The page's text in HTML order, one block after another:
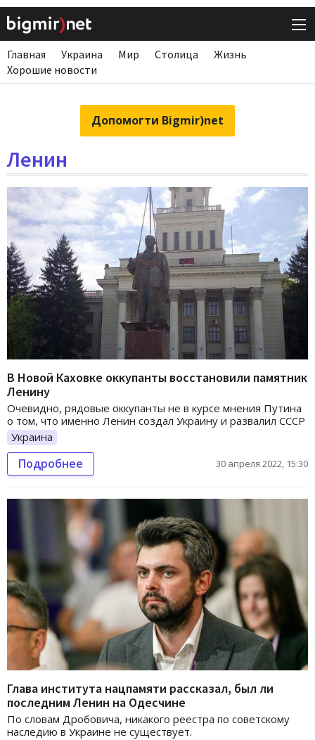
Главная Украина Мир Столица
Жизнь
Хорошие новости
Допомогти Bigmir)net
Ленин
В Новой Каховке оккупанты восстановили памятник
Ленину
Очевидно, рядовые оккупанты не в курсе мнения Путина
о том, что именно Ленин создал Украину и развалил СССР
Украина
Подробнее 30 апреля 2022, 15:30
Глава института нацпамяти рассказал, был ли
последним Ленин на Одесчине
По словам Дробовича, никакого реестра по советскому
наследию в Украине не существует.